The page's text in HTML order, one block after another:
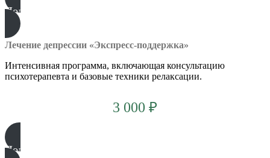
Подробнее
Лечение депрессии «Экспресс-поддержка»
Интенсивная программа, включающая консультацию
психотерапевта и базовые техники релаксации.
3 000 ₽
Подробнее